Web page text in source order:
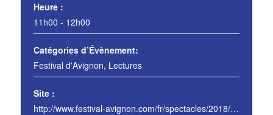
Heure :
11h00 - 12h00
Catégories d’Évènement:
Festival d'Avignon, Lectures
Site :
http://www.festival-avignon.com/fr/spectacles/2018/les-cinq-fois-ou-j-ai-vu-mon-pere